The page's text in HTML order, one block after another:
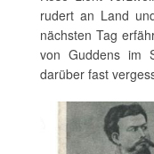
rudert an Land
nächsten Tag
von Guddens im
darüber fast